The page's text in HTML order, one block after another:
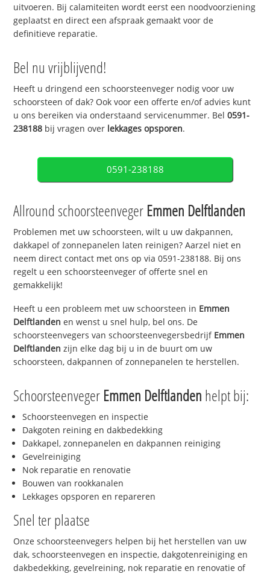
uitvoeren. Bij calamiteiten wordt eerst een noodvoorziening
geplaatst en direct een afspraak gemaakt voor de
definitieve reparatie.
Bel nu vrijblijvend!
Heeft u dringend een schoorsteenveger nodig voor uw
schoorsteen of dak? Ook voor een offerte en/of advies kunt
u ons bereiken via onderstaand servicenummer. Bel0591-
238188 bij vragen over lekkages opsporen.
0591-238188
Allround schoorsteenveger Emmen Delftlanden
Problemen met uw schoorsteen, wilt u uw dakpannen,
dakkapel of zonnepanelen laten reinigen? Aarzel niet en
neem direct contact met ons op via 0591-238188. Bij ons
regelt u een schoorsteenveger of offerte snel en
gemakkelijk!
Heeft u een probleem met uw schoorsteen in Emmen
Delftlanden en wenst u snel hulp, bel ons. De
schoorsteenvegers van schoorsteenvegersbedrijf Emmen
Delftlanden zijn elke dag bij u in de buurt om uw
schoorsteen, dakpannen of zonnepanelen te herstellen.
Schoorsteenveger Emmen Delftlanden helpt bij:
Schoorsteenvegen en inspectie
Dakgoten reining en dakbedekking
Dakkapel, zonnepanelen en dakpannen reiniging
Gevelreiniging
Nok reparatie en renovatie
Bouwen van rookkanalen
Lekkages opsporen en repareren
Snel ter plaatse
Onze schoorsteenvegers helpen bij het herstellen van uw
dak, schoorsteenvegen en inspectie, dakgotenreiniging en
dakbedekking, gevelreining, nok reparatie en renovatie of